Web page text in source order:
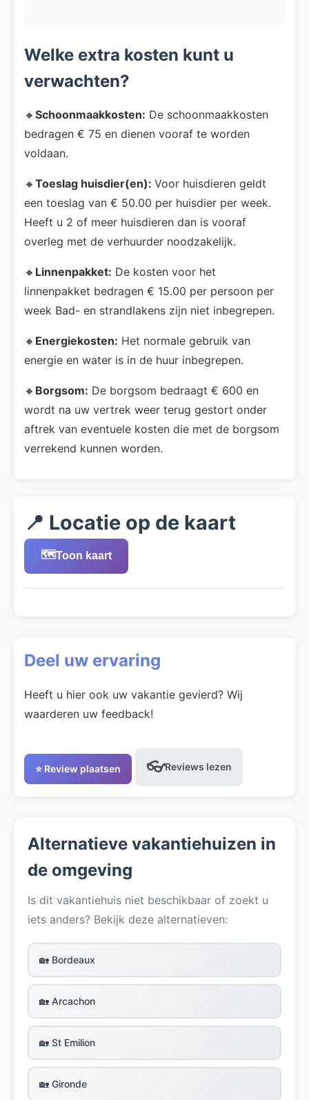
Welke extra kosten kunt u
verwachten?
🔸 Schoonmaakkosten: De schoonmaakkosten
bedragen € 75 en dienen vooraf te worden
voldaan.
🔸 Toeslag huisdier(en): Voor huisdieren geldt
een toeslag van € 50.00 per huisdier per week.
Heeft u 2 of meer huisdieren dan is vooraf
overleg met de verhuurder noodzakelijk.
🔸 Linnenpakket: De kosten voor het
linnenpakket bedragen € 15.00 per persoon per
week Bad- en strandlakens zijn niet inbegrepen.
🔸 Energiekosten: Het normale gebruik van
energie en water is in de huur inbegrepen.
🔸 Borgsom: De borgsom bedraagt € 600 en
wordt na uw vertrek weer terug gestort onder
aftrek van eventuele kosten die met de borgsom
verrekend kunnen worden.
📍 Locatie op de kaart
🗺️Toon kaart
Deel uw ervaring
Heeft u hier ook uw vakantie gevierd? Wij
waarderen uw feedback!
⭐ Review plaatsen 👓Reviews lezen
Alternatieve vakantiehuizen in
de omgeving
Is dit vakantiehuis niet beschikbaar of zoekt u
iets anders? Bekijk deze alternatieven:
🏡 Bordeaux
🏡 Arcachon
🏡 St Emilion
🏡 Gironde